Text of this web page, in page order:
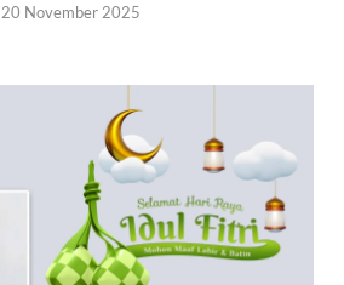
20 November 2025